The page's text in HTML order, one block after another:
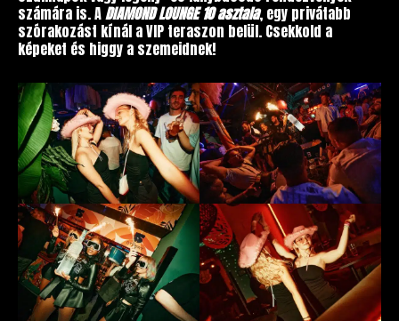
számára is. ADIAMOND LOUNGE 10 asztala, egy privátabb
szórakozást kínál a VIP teraszon belül. Csekkold a
képeket és higgy a szemeidnek!